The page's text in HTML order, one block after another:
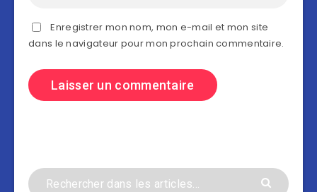
Enregistrer mon nom, mon e-mail et mon site
dans le navigateur pour mon prochain commentaire.